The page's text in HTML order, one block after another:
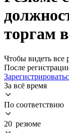
торгам
Чтобы видеть все
После
За всё время
По соответствию
20 резюме